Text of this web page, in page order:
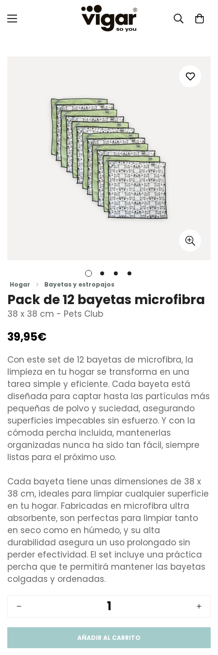
Hogar Bayetas y estropajos
Pack de 12 bayetas microfibra
38 x 38 cm - Pets Club
Precio
39,95€
Con este set de 12 bayetas de microfibra, la
limpieza en tu hogar se transforma en una
tarea simple y eficiente. Cada bayeta está
diseñada para captar hasta las partículas más
pequeñas de polvo y suciedad, asegurando
superficies impecables sin esfuerzo. Y con la
cómoda percha incluida, mantenerlas
organizadas nunca ha sido tan fácil, siempre
listas para el próximo uso.
Cada bayeta tiene unas dimensiones de 38 x
38 cm, ideales para limpiar cualquier superficie
en tu hogar. Fabricadas en microfibra ultra
absorbente, son perfectas para limpiar tanto
en seco como en húmedo, y su alta
durabilidad asegura un uso prolongado sin
perder efectividad. El set incluye una práctica
percha que te permitirá mantener las bayetas
colgadas y ordenadas.
AÑADIR AL CARRITO